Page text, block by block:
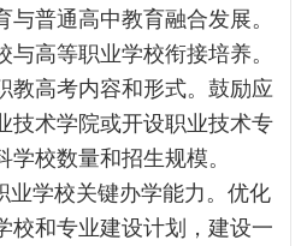
普通高中教育融合发展。
高等职业学校衔接培养。
教高考内容和形式。鼓励应
技术学院或开设职业技术专
校数量和招生规模。
业学校关键办学能力。优化
校和专业建设计划，建设一